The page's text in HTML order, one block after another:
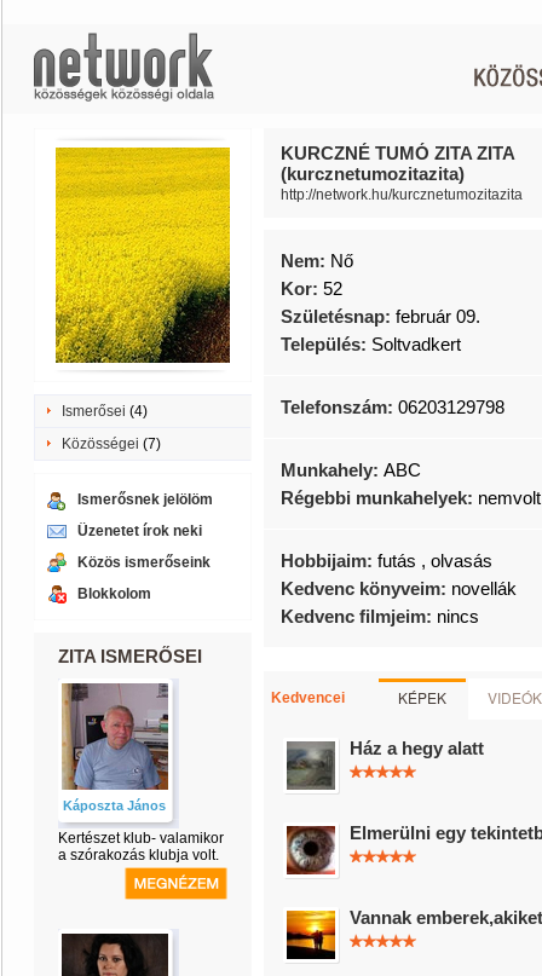
Ismerősei (4)
Közösségei (7)
Ismerősnek jelölöm
Üzenetet írok neki
Közös ismerőseink
Blokkolom
ZITA ISMERŐSEI
Káposzta János
Kertészet klub- valamikor
a szórakozás klubja volt.
KURCZNÉ TUMÓ ZITA ZITA
(kurcznetumozitazita)
http://network.hu/kurcznetumozitazita
Nem: Nő
Kor: 52
Születésnap: február 09.
Település: Soltvadkert
Telefonszám: 06203129798
Munkahely: ABC
Régebbi munkahelyek: nemvolt
Hobbijaim: futás , olvasás
Kedvenc könyveim: novellák
Kedvenc filmjeim: nincs
Kedvencei KÉPEK VIDEÓK
Ház a hegy alatt
Elmerülni egy
Vannak